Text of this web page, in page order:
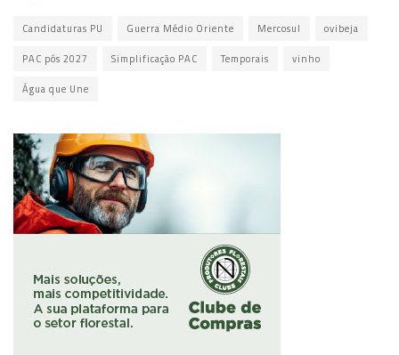
Candidaturas PU Guerra Médio Oriente Mercosul ovibeja
PAC pós 2027 Simplificação PAC Temporais vinho
Água que Une